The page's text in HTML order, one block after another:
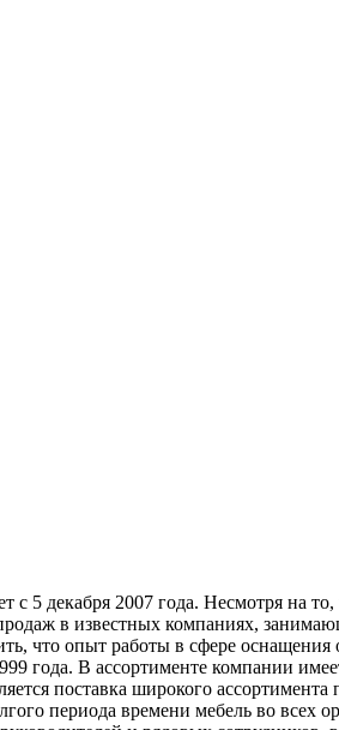
5 декабря 2007 года. Несмотря на
в известных компаниях,
что опыт работы в сфере
года. В ассортименте компании
поставка широкого
периода времени мебель во